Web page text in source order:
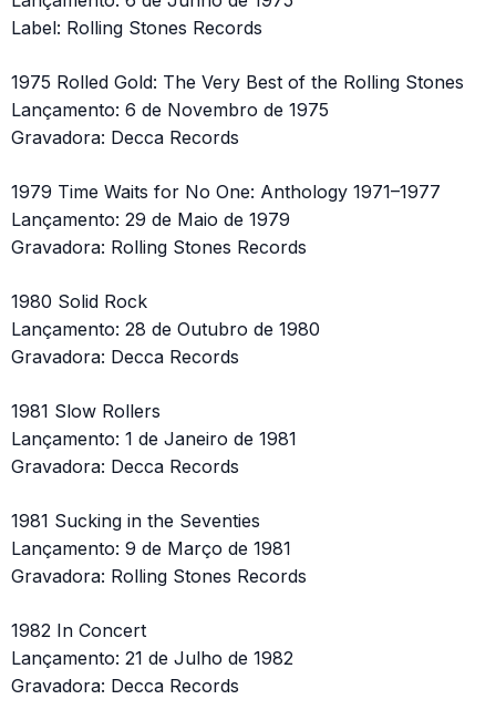
Label: Rolling Stones Records
1975 Rolled Gold: The Very Best of the Rolling Stones
Lançamento: 6 de Novembro de 1975
Gravadora: Decca Records
1979 Time Waits for No One: Anthology 1971–1977
Lançamento: 29 de Maio de 1979
Gravadora: Rolling Stones Records
1980 Solid Rock
Lançamento: 28 de Outubro de 1980
Gravadora: Decca Records
1981 Slow Rollers
Lançamento: 1 de Janeiro de 1981
Gravadora: Decca Records
1981 Sucking in the Seventies
Lançamento: 9 de Março de 1981
Gravadora: Rolling Stones Records
1982 In Concert
Lançamento: 21 de Julho de 1982
Gravadora: Decca Records